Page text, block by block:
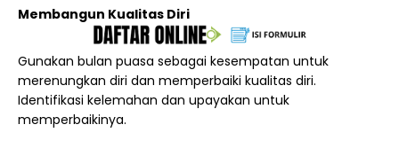
Membangun Kualitas Diri
Gunakan bulan puasa sebagai kesempatan untuk
merenungkan diri dan memperbaiki kualitas diri.
Identifikasi kelemahan dan upayakan untuk
memperbaikinya.